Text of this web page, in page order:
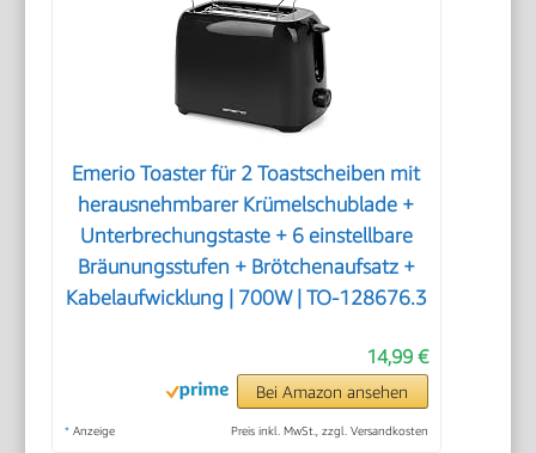
Emerio Toaster für 2 Toastscheiben mit
herausnehmbarer Krümelschublade +
Unterbrechungstaste + 6 einstellbare
Bräunungsstufen + Brötchenaufsatz +
Kabelaufwicklung | 700W | TO-128676.3
14,99 €
Bei Amazon ansehen
* Anzeige Preis inkl. MwSt., zzgl. Versandkosten